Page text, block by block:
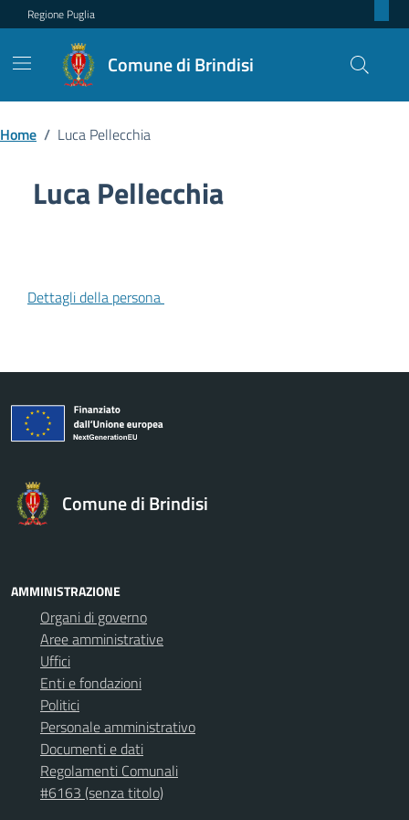
Regione Puglia
Comune di Brindisi
Home / Luca Pellecchia
Luca Pellecchia
Dettagli della persona
Comune di Brindisi
AMMINISTRAZIONE
Organi di governo
Aree amministrative
Uffici
Enti e fondazioni
Politici
Personale amministrativo
Documenti e dati
Regolamenti Comunali
#6163 (senza titolo)